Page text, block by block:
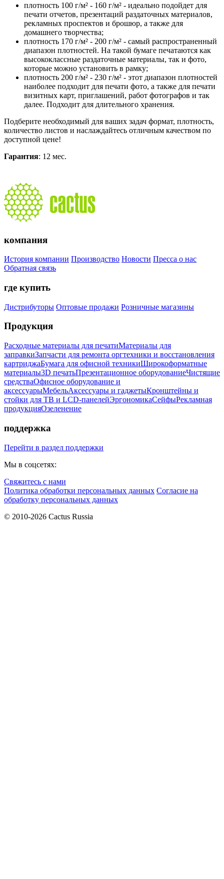
плотность 100 г/м² - 160 г/м² - идеально подойдет для
печати отчетов, презентаций раздаточных материалов,
рекламных проспектов и брошюр, а также для
домашнего творчества;
плотность 170 г/м² - 200 г/м² - самый распространенный
диапазон плотностей. На такой бумаге печатаются как
высококлассные раздаточные материалы, так и фото,
которые можно установить в рамку;
плотность 200 г/м² - 230 г/м² - этот диапазон плотностей
наиболее подходит для печати фото, а также для печати
визитных карт, приглашений, работ фотографов и так
далее. Подходит для длительного хранения.
Подберите необходимый для ваших задач формат, плотность,
количество листов и наслаждайтесь отличным качеством по
доступной цене!
Гарантия: 12 мес.
компания
История компании Производство Новости Пресса о нас
Обратная связь
где купить
Дистрибуторы Оптовые продажи Розничные магазины
Продукция
Расходные материалы для печатиМатериалы для
заправкиЗапчасти для ремонта оргтехники и восстановления
картриджаБумага для офисной техникиШирокоформатные
материалы3D печатьПрезентационное оборудованиеЧистящие
средстваОфисное оборудование и
аксессуарыМебельАксессуары и гаджетыКронштейны и
стойки для ТВ и LCD-панелейЭргономикаСейфыРекламная
продукцияОзеленение
поддержка
Перейти в раздел поддержки
Мы в соцсетях:
Свяжитесь с нами
Политика обработки персональных данных Согласие на
обработку персональных данных
© 2010-2026 Cactus Russia